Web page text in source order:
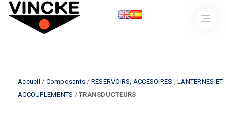
Accueil / Composants / RÉSERVOIRS, ACCESOIRES , LANTERNES ET
ACCOUPLEMENTS / TRANSDUCTEURS